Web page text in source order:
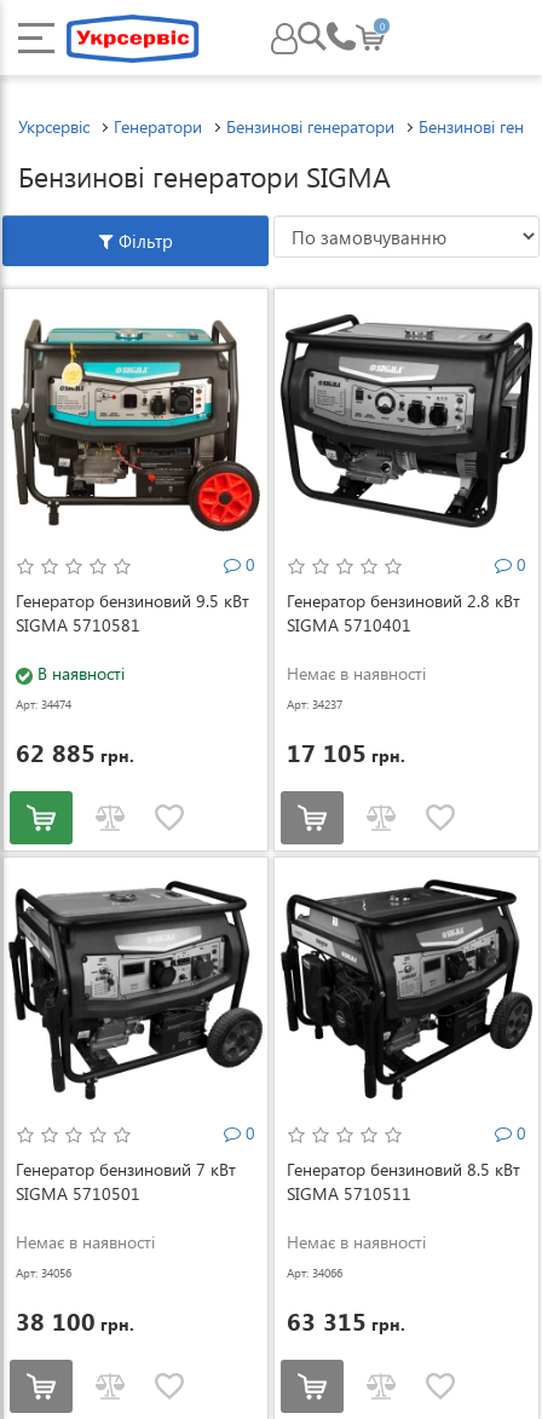
0
Укрсервіс Генератори Бензинові генератори Бензинові
Бензинові генератори SIGMA
Фільтр
0
Генератор бензиновий 9.5 кВт
SIGMA 5710581
В наявності
Арт: 34474
62 885 грн.
0
Генератор бензиновий 2.8 кВт
SIGMA 5710401
Немає в наявності
Арт: 34237
17 105 грн.
0
Генератор бензиновий 7 кВт
SIGMA 5710501
Немає в наявності
Арт: 34056
38 100 грн.
0
Генератор бензиновий 8.5 кВт
SIGMA 5710511
Немає в наявності
Арт: 34066
63 315 грн.